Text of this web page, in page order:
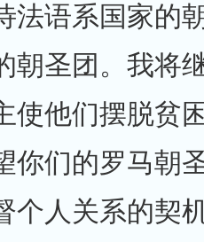
法语系国家的
朝圣团。我将
使他们摆脱贫
你们的罗马朝
个人关系的契